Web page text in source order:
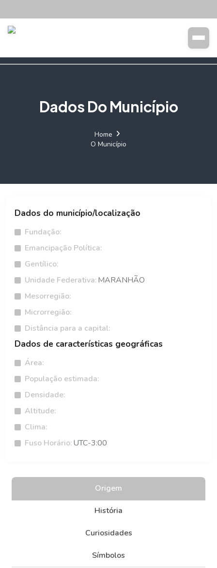
Dados Do Município
Home
O Município
Dados do município/localização
Fundação:
Emancipação Política:
Gentílico:
Unidade Federativa:MARANHÃO
Mesorregião:
Microrregião:
Distância para a capital:
Dados de características geográficas
Área:
População estimada:
Densidade:
Altitude:
Clima:
Fuso Horário:UTC-3:00
Origem
História
Curiosidades
Símbolos